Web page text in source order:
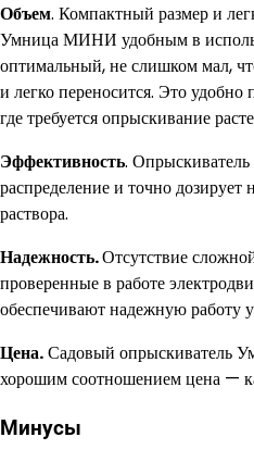
Объем. Компактный размер и
Умница МИНИ удобным в
оптимальный, не слишком мал,
и легко переносится. Это удобно
где требуется опрыскивание
Эффективность. Опрыскиватель
распределение и точно дозирует
раствора.
Надежность.Отсутствие
проверенные в работе
обеспечивают надежную работу
Цена.Садовый опрыскиватель
хорошим соотношением цена —
Минусы